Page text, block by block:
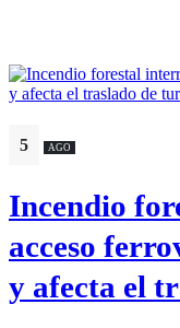
5 AGO
Incendio
acceso
y afecta el